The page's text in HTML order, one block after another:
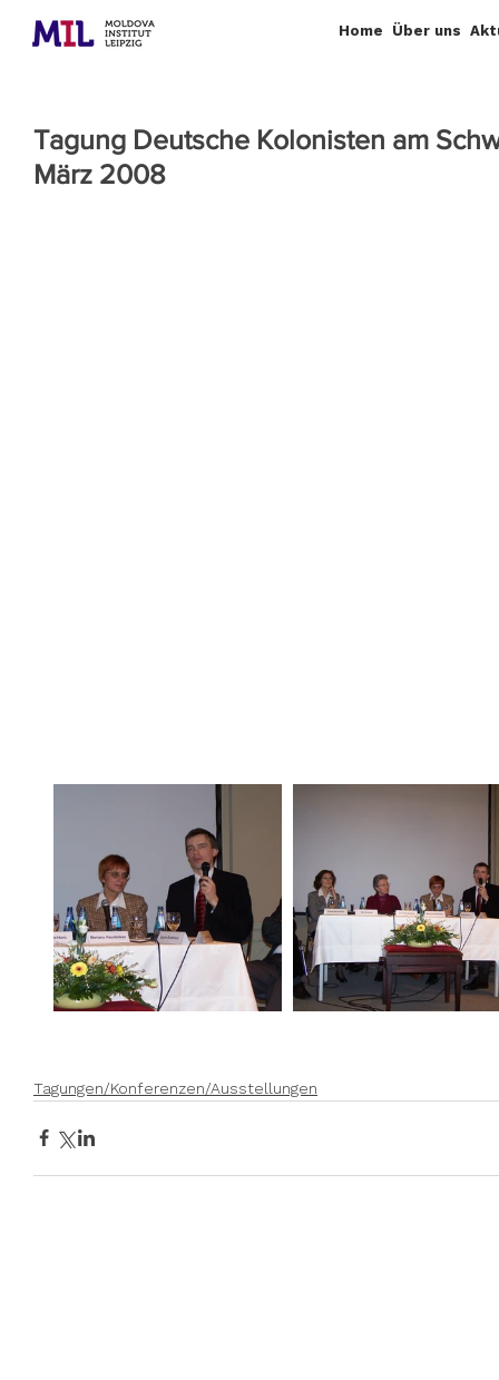
Home Über uns
Tagung Deutsche Kolonisten am
März 2008
Tagungen/Konferenzen/Ausstellungen